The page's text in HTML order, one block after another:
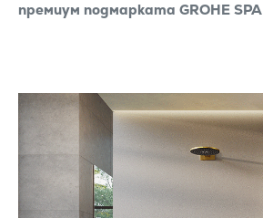
премиум подмарката GROHE SPA